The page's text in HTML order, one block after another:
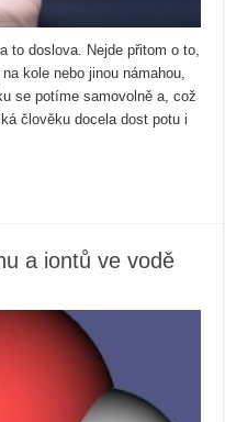
to doslova. Nejde přitom o to,
kole nebo jinou námahou,
se potíme samovolně a, což
člověku docela dost potu i
a iontů ve vodě